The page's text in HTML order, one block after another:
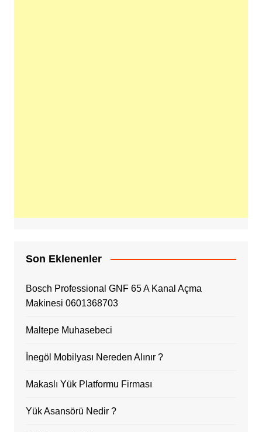
Son Eklenenler
Bosch Professional GNF 65 A Kanal Açma
Makinesi 0601368703
Maltepe Muhasebeci
İnegöl Mobilyası Nereden Alınır ?
Makaslı Yük Platformu Firması
Yük Asansörü Nedir ?